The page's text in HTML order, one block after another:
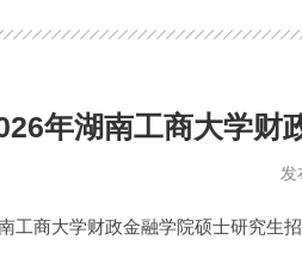
年湖南工商大学财
发
工商大学财政金融学院硕士研究生